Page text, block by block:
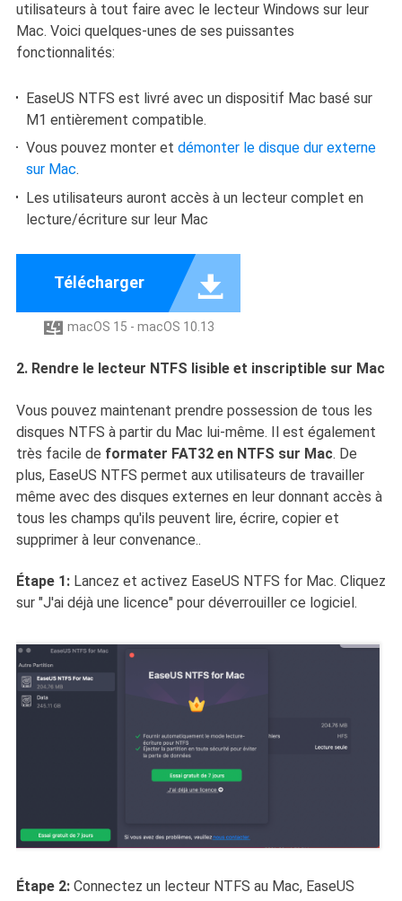
utilisateurs à tout faire avec le lecteur Windows sur leur
Mac. Voici quelques-unes de ses puissantes
fonctionnalités:
EaseUS NTFS est livré avec un dispositif Mac basé sur
M1 entièrement compatible.
Vous pouvez monter etdémonter le disque dur externe
sur Mac.
Les utilisateurs auront accès à un lecteur complet en
lecture/écriture sur leur Mac
Télécharger 
 macOS 15 - macOS 10.13
2. Rendre le lecteur NTFS lisible et inscriptible sur Mac
Vous pouvez maintenant prendre possession de tous les
disques NTFS à partir du Mac lui-même. Il est également
très facile de formater FAT32 en NTFS sur Mac. De
plus, EaseUS NTFS permet aux utilisateurs de travailler
même avec des disques externes en leur donnant accès à
tous les champs qu'ils peuvent lire, écrire, copier et
supprimer à leur convenance..
Étape 1: Lancez et activez EaseUS NTFS for Mac. Cliquez
sur "J'ai déjà une licence" pour déverrouiller ce logiciel.
Étape 2: Connectez un lecteur NTFS au Mac, EaseUS